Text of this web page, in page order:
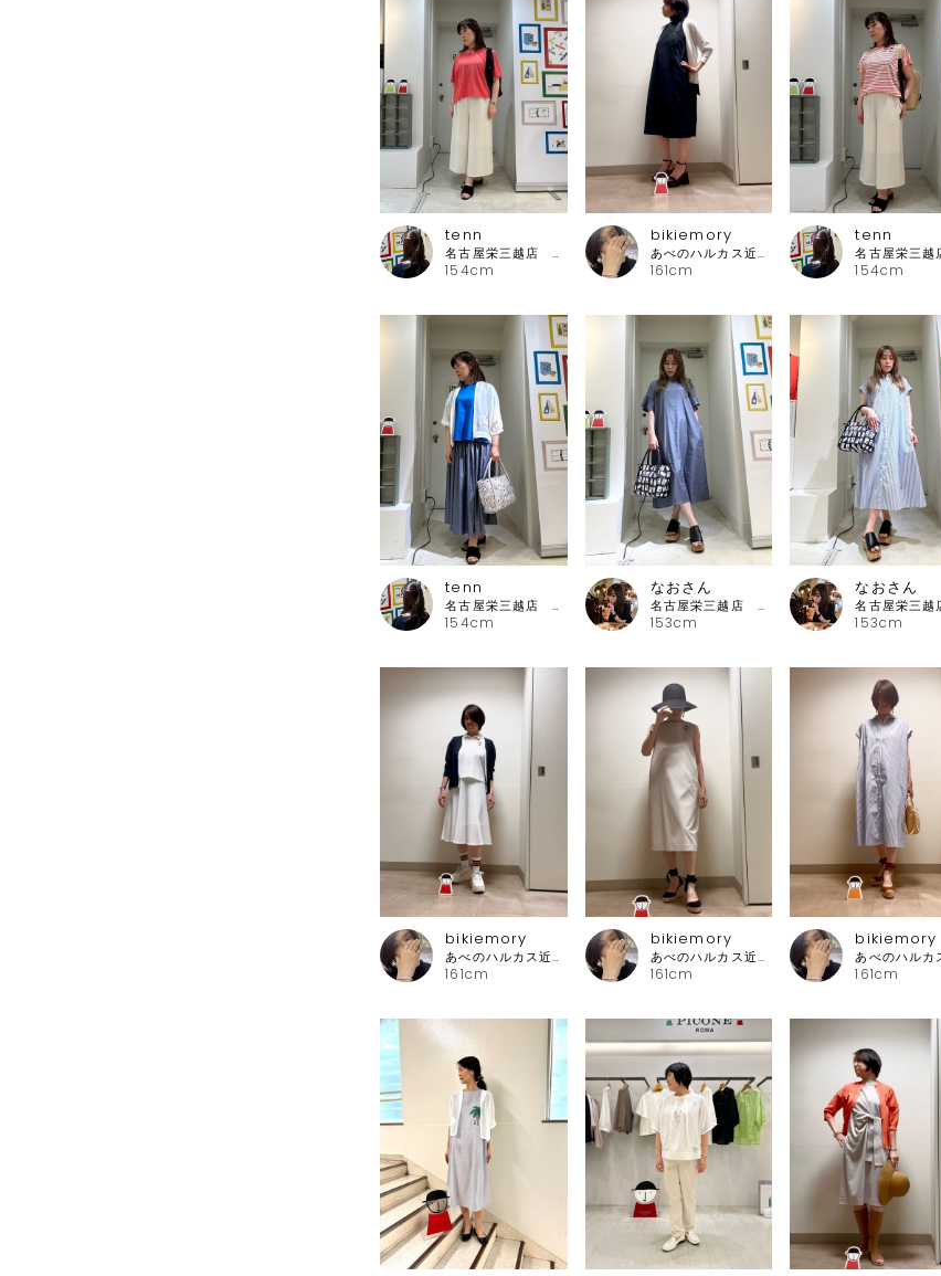
154cm
tenn
名古屋栄三越店 ピッコーネ
161cm
bikiemory
あべのハルカス近鉄本店 ピッコーネ
154cm
tenn
154cm
tenn
名古屋栄三越店 ピッコーネ
153cm
なおさん
名古屋栄三越店 ピッコーネ
153cm
なおさん
161cm
bikiemory
あべのハルカス近鉄本店 ピッコーネ
161cm
bikiemory
あべのハルカス近鉄本店 ピッコーネ
161cm
bikiemory